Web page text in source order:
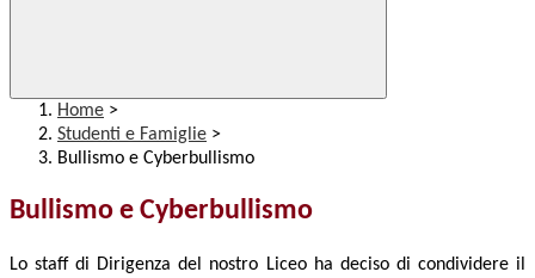
Home >
Studenti e Famiglie >
Bullismo e Cyberbullismo
Bullismo e Cyberbullismo
Lo staff di Dirigenza del nostro Liceo ha deciso di condividere il